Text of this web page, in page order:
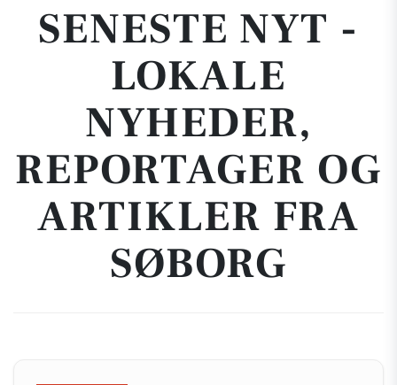
SENESTE NYT -
LOKALE
NYHEDER,
REPORTAGER OG
ARTIKLER FRA
SØBORG